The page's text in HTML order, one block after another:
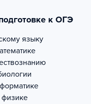
к ОГЭ
языку